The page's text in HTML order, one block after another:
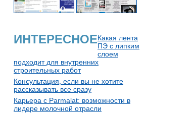
ИНТЕРЕСНОЕКакая лента
ПЭ с липким
слоем
подходит для внутренних
строительных работ
Консультация, если вы не хотите
рассказывать все сразу
Карьера с Parmalat: возможности в
лидере молочной отрасли